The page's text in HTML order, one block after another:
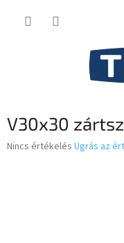
V30x30
A
Nincs értékelés Ugrás az